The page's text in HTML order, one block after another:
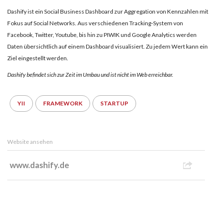
Dashify ist ein Social Business Dashboard zur Aggregation von Kennzahlen mit
Fokus auf Social Networks. Aus verschiedenen Tracking-System von
Facebook, Twitter, Youtube, bis hin zu PIWIK und Google Analytics werden
Daten übersichtlich auf einem Dashboard visualisiert. Zu jedem Wert kann ein
Ziel eingestellt werden.
Dashify befindet sich zur Zeit im Umbau und ist nicht im Web erreichbar.
YII FRAMEWORK STARTUP
Website ansehen
www.dashify.de